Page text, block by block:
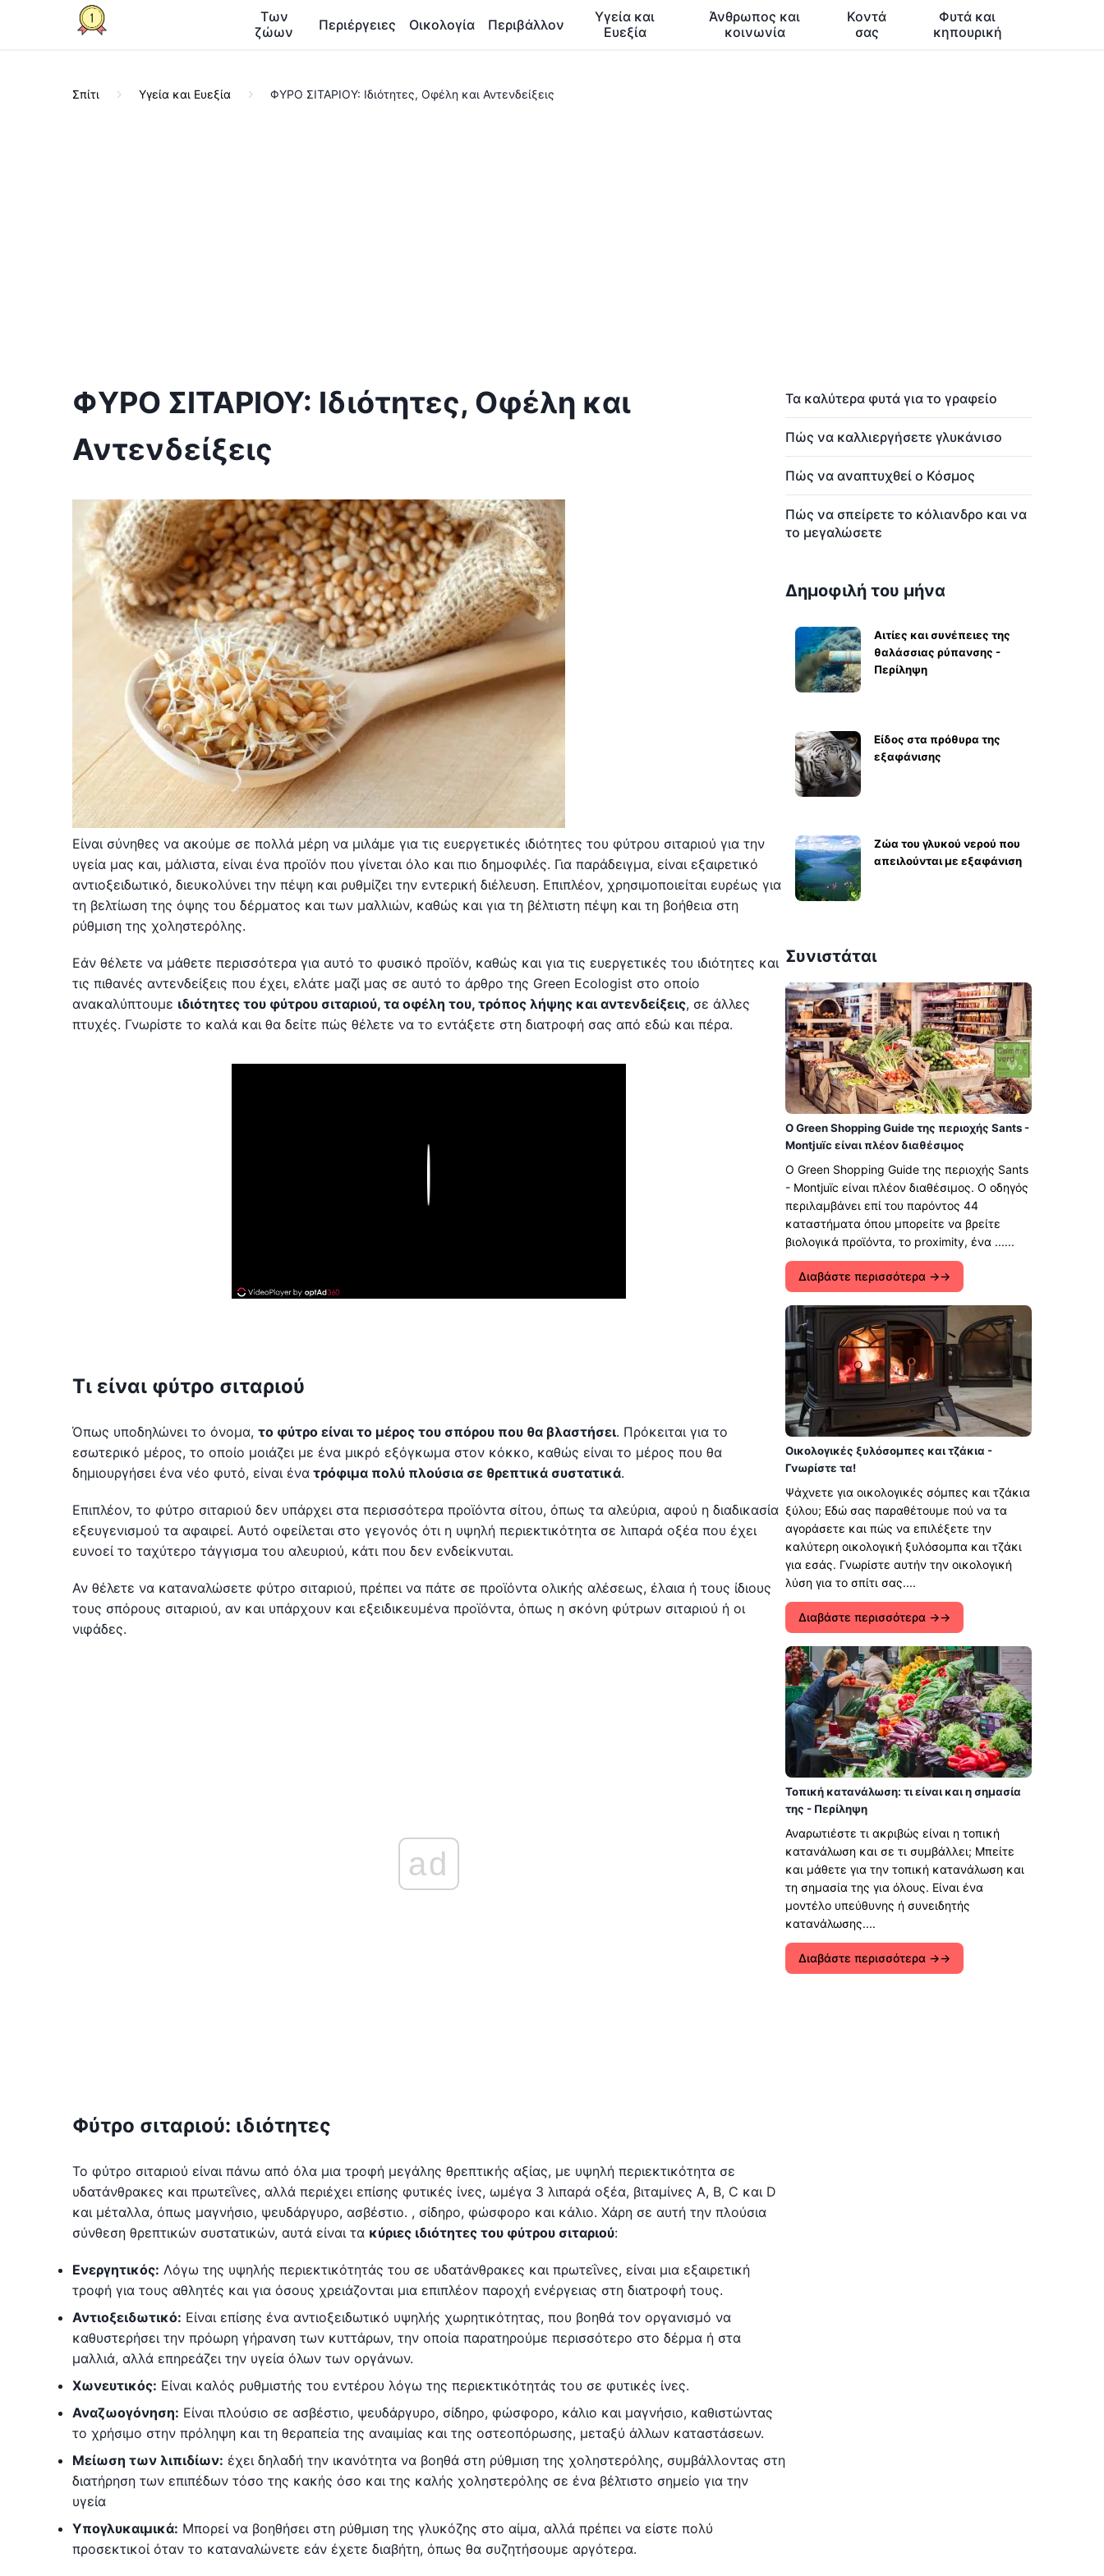
Των
ζώων
Περιέργειες Οικολογία Περιβάλλον
Υγεία και
Ευεξία
Άνθρωπος και
κοινωνία
Κοντά
σας
Φυτά και
κηπουρική
Σπίτι Υγεία και Ευεξία ΦΥΡΟ ΣΙΤΑΡΙΟΥ: Ιδιότητες, Οφέλη και Αντενδείξεις
ΦΥΡΟ ΣΙΤΑΡΙΟΥ: Ιδιότητες, Οφέλη και
Αντενδείξεις
Είναι σύνηθες να ακούμε σε πολλά μέρη να μιλάμε για τις ευεργετικές ιδιότητες του φύτρου σιταριού για την
υγεία μας και, μάλιστα, είναι ένα προϊόν που γίνεται όλο και πιο δημοφιλές. Για παράδειγμα, είναι εξαιρετικό
αντιοξειδωτικό, διευκολύνει την πέψη και ρυθμίζει την εντερική διέλευση. Επιπλέον, χρησιμοποιείται ευρέως για
τη βελτίωση της όψης του δέρματος και των μαλλιών, καθώς και για τη βέλτιστη πέψη και τη βοήθεια στη
ρύθμιση της χοληστερόλης.
Εάν θέλετε να μάθετε περισσότερα για αυτό το φυσικό προϊόν, καθώς και για τις ευεργετικές του ιδιότητες και
τις πιθανές αντενδείξεις που έχει, ελάτε μαζί μας σε αυτό το άρθρο της Green Ecologist στο οποίο
ανακαλύπτουμε ιδιότητες του φύτρου σιταριού, τα οφέλη του, τρόπος λήψης και αντενδείξεις, σε άλλες
πτυχές. Γνωρίστε το καλά και θα δείτε πώς θέλετε να το εντάξετε στη διατροφή σας από εδώ και πέρα.
Τι είναι φύτρο σιταριού
Όπως υποδηλώνει το όνομα, το φύτρο είναι το μέρος του σπόρου που θα βλαστήσει. Πρόκειται για το
εσωτερικό μέρος, το οποίο μοιάζει με ένα μικρό εξόγκωμα στον κόκκο, καθώς είναι το μέρος που θα
δημιουργήσει ένα νέο φυτό, είναι ένα τρόφιμα πολύ πλούσια σε θρεπτικά συστατικά.
Επιπλέον, το φύτρο σιταριού δεν υπάρχει στα περισσότερα προϊόντα σίτου, όπως τα αλεύρια, αφού η διαδικασία
εξευγενισμού τα αφαιρεί. Αυτό οφείλεται στο γεγονός ότι η υψηλή περιεκτικότητα σε λιπαρά οξέα που έχει
ευνοεί το ταχύτερο τάγγισμα του αλευριού, κάτι που δεν ενδείκνυται.
Αν θέλετε να καταναλώσετε φύτρο σιταριού, πρέπει να πάτε σε προϊόντα ολικής αλέσεως, έλαια ή τους ίδιους
τους σπόρους σιταριού, αν και υπάρχουν και εξειδικευμένα προϊόντα, όπως η σκόνη φύτρων σιταριού ή οι
νιφάδες.
ad
Φύτρο σιταριού: ιδιότητες
Το φύτρο σιταριού είναι πάνω από όλα μια τροφή μεγάλης θρεπτικής αξίας, με υψηλή περιεκτικότητα σε
υδατάνθρακες και πρωτεΐνες, αλλά περιέχει επίσης φυτικές ίνες, ωμέγα 3 λιπαρά οξέα, βιταμίνες A, B, C και D
και μέταλλα, όπως μαγνήσιο, ψευδάργυρο, ασβέστιο. , σίδηρο, φώσφορο και κάλιο. Χάρη σε αυτή την πλούσια
σύνθεση θρεπτικών συστατικών, αυτά είναι τα κύριες ιδιότητες του φύτρου σιταριού:
Ενεργητικός: Λόγω της υψηλής περιεκτικότητάς του σε υδατάνθρακες και πρωτεΐνες, είναι μια εξαιρετική
τροφή για τους αθλητές και για όσους χρειάζονται μια επιπλέον παροχή ενέργειας στη διατροφή τους.
Αντιοξειδωτικό: Είναι επίσης ένα αντιοξειδωτικό υψηλής χωρητικότητας, που βοηθά τον οργανισμό να
καθυστερήσει την πρόωρη γήρανση των κυττάρων, την οποία παρατηρούμε περισσότερο στο δέρμα ή στα
μαλλιά, αλλά επηρεάζει την υγεία όλων των οργάνων.
Χωνευτικός: Είναι καλός ρυθμιστής του εντέρου λόγω της περιεκτικότητάς του σε φυτικές ίνες.
Αναζωογόνηση: Είναι πλούσιο σε ασβέστιο, ψευδάργυρο, σίδηρο, φώσφορο, κάλιο και μαγνήσιο, καθιστώντας
το χρήσιμο στην πρόληψη και τη θεραπεία της αναιμίας και της οστεοπόρωσης, μεταξύ άλλων καταστάσεων.
Μείωση των λιπιδίων: έχει δηλαδή την ικανότητα να βοηθά στη ρύθμιση της χοληστερόλης, συμβάλλοντας στη
διατήρηση των επιπέδων τόσο της κακής όσο και της καλής χοληστερόλης σε ένα βέλτιστο σημείο για την
υγεία
Υπογλυκαιμικά: Μπορεί να βοηθήσει στη ρύθμιση της γλυκόζης στο αίμα, αλλά πρέπει να είστε πολύ
προσεκτικοί όταν το καταναλώνετε εάν έχετε διαβήτη, όπως θα συζητήσουμε αργότερα.
Τα καλύτερα φυτά για το γραφείο
Πώς να καλλιεργήσετε γλυκάνισο
Πώς να αναπτυχθεί ο Κόσμος
Πώς να σπείρετε το κόλιανδρο και να
το μεγαλώσετε
Δημοφιλή του μήνα
Αιτίες και συνέπειες της
θαλάσσιας ρύπανσης -
Περίληψη
Είδος στα πρόθυρα της
εξαφάνισης
Ζώα του γλυκού νερού που
απειλούνται με εξαφάνιση
Συνιστάται
Ο Green Shopping Guide της περιοχής Sants -
Montjuïc είναι πλέον διαθέσιμος
Ο Green Shopping Guide της περιοχής Sants
- Montjuïc είναι πλέον διαθέσιμος. Ο οδηγός
περιλαμβάνει επί του παρόντος 44
καταστήματα όπου μπορείτε να βρείτε
βιολογικά προϊόντα, το proximity, ένα ......
Διαβάστε περισσότερα →
Οικολογικές ξυλόσομπες και τζάκια -
Γνωρίστε τα!
Ψάχνετε για οικολογικές σόμπες και τζάκια
ξύλου; Εδώ σας παραθέτουμε πού να τα
αγοράσετε και πώς να επιλέξετε την
καλύτερη οικολογική ξυλόσομπα και τζάκι
για εσάς. Γνωρίστε αυτήν την οικολογική
λύση για το σπίτι σας....
Διαβάστε περισσότερα →
Τοπική κατανάλωση: τι είναι και η σημασία
της - Περίληψη
Αναρωτιέστε τι ακριβώς είναι η τοπική
κατανάλωση και σε τι συμβάλλει; Μπείτε
και μάθετε για την τοπική κατανάλωση και
τη σημασία της για όλους. Είναι ένα
μοντέλο υπεύθυνης ή συνειδητής
κατανάλωσης....
Διαβάστε περισσότερα →